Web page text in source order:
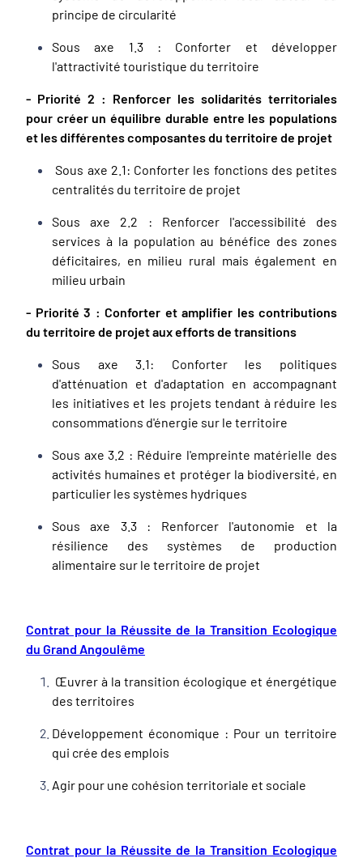
principe de circularité
Sous axe 1.3 : Conforter et développer
l'attractivité touristique du territoire
- Priorité 2 : Renforcer les solidarités territoriales
pour créer un équilibre durable entre les populations
et les différentes composantes du territoire de projet
Sous axe 2.1: Conforter les fonctions des petites
centralités du territoire de projet
Sous axe 2.2 : Renforcer l'accessibilité des
services à la population au bénéfice des zones
déficitaires, en milieu rural mais également en
milieu urbain
- Priorité 3 : Conforter et amplifier les contributions
du territoire de projet aux efforts de transitions
Sous axe 3.1: Conforter les politiques
d'atténuation et d'adaptation en accompagnant
les initiatives et les projets tendant à réduire les
consommations d'énergie sur le territoire
Sous axe 3.2 : Réduire l'empreinte matérielle des
activités humaines et protéger la biodiversité, en
particulier les systèmes hydriques
Sous axe 3.3 : Renforcer l'autonomie et la
résilience des systèmes de production
alimentaire sur le territoire de projet
Contrat pour la Réussite de la Transition Ecologique
du Grand Angoulême
Œuvrer à la transition écologique et énergétique
des territoires
Développement économique : Pour un territoire
qui crée des emplois
Agir pour une cohésion territoriale et sociale
Contrat pour la Réussite de la Transition Ecologique